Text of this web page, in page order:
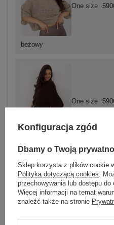
beżowy
One size
One size
ZALOGUJ SIĘ I
Masz pytanie? Chętnie
Zadzwoń+48 601 547 740
Konfiguracja zgód
Dbamy o Twoją
Sklep korzysta z plików cookie
Polityką dotyczącą cookies.
przechowywania lub dostępu
Więcej informacji na temat
znaleźć także na stronie